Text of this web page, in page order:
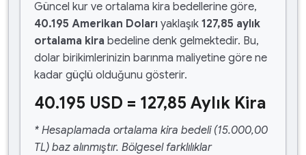
Güncel kur ve ortalama kira bedellerine göre,
40.195 Amerikan Doları yaklaşık 127,85 aylık
ortalama kira bedeline denk gelmektedir. Bu,
dolar birikimlerinizin barınma maliyetine göre ne
kadar güçlü olduğunu gösterir.
40.195 USD = 127,85 Aylık Kira
* Hesaplamada ortalama kira bedeli (15.000,00
TL) baz alınmıştır. Bölgesel farklılıklar